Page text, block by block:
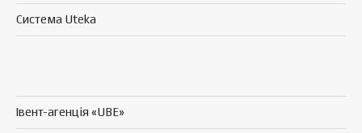
Система Uteka
Івент-агенція «UBE»